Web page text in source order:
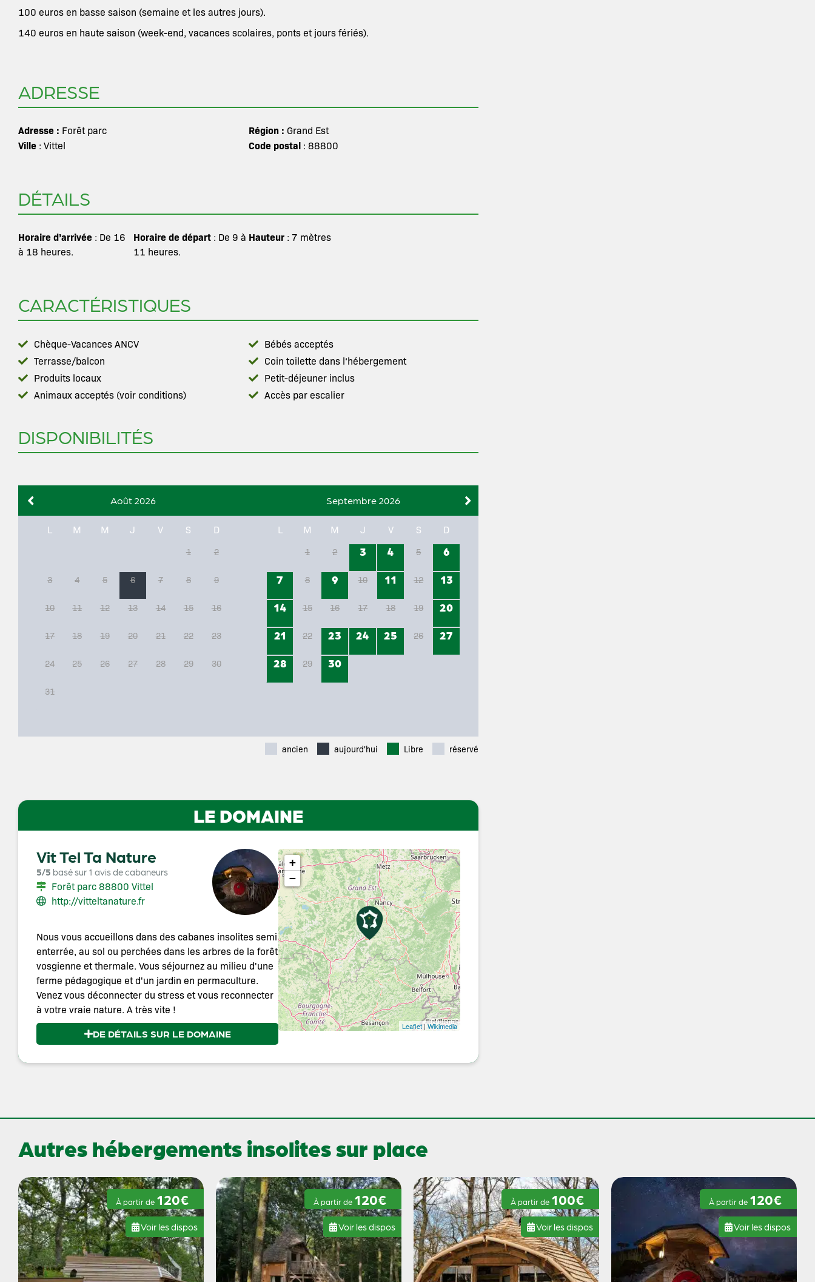
100 euros en basse saison (semaine et les autres jours).
140 euros en haute saison (week-end, vacances scolaires, ponts et jours fériés).
ADRESSE
Adresse : Forêt parc
Ville : Vittel
Région : Grand Est
Code postal: 88800
DÉTAILS
Horaire d’arrivée : De 16
à 18 heures.
Horaire de départ: De 9 à
11 heures.
Hauteur: 7 mètres
CARACTÉRISTIQUES
Chèque-Vacances ANCV
Bébés acceptés
Terrasse/balcon
Coin toilette dans l‘hébergement
Produits locaux
Petit-déjeuner inclus
Animaux acceptés (voir conditions)
Accès par escalier
DISPONIBILITÉS
Août 2026
L M M J V S D
1 2
3 4 5 6 7 8 9
10 11 12 13 14 15 16
17 18 19 20 21 22 23
24 25 26 27 28 29 30
31
Septembre 2026
L M M J V S D
1 2 3 4 5
6
7
8 9 10 11 12
13
14
15 16 17 18 19
20
21
22 23 24 25 26
27
28
29 30
ancien aujourd'hui Libre réservé
LE DOMAINE
Vit Tel Ta Nature
5/5 basé sur 1 avis de cabaneurs
Forêt parc 88800 Vittel
http://vitteltanature.fr
Nous vous accueillons dans des cabanes insolites semi
enterrée, au sol ou perchées dans les arbres de la forêt
vosgienne et thermale. Vous séjournez au milieu d'une
ferme pédagogique et d'un jardin en permaculture.
Venez vous déconnecter du stress et vous reconnecter
à votre vraie nature. A très vite !
DE DÉTAILS SUR LE DOMAINE
+
−
Leaflet |Wikimedia
Autres hébergements insolites sur place
À partir de 120€
Voir les dispos
À partir de 120€
Voir les dispos
À partir de 100€
Voir les dispos
À partir de 120€
Voir les dispos